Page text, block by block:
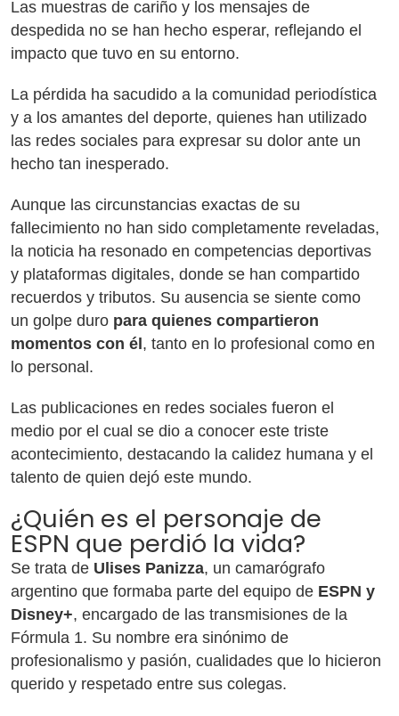
Las muestras de cariño y los mensajes de
despedida no se han hecho esperar, reflejando el
impacto que tuvo en su entorno.
La pérdida ha sacudido a la comunidad periodística
y a los amantes del deporte, quienes han utilizado
las redes sociales para expresar su dolor ante un
hecho tan inesperado.
Aunque las circunstancias exactas de su
fallecimiento no han sido completamente reveladas,
la noticia ha resonado en competencias deportivas
y plataformas digitales, donde se han compartido
recuerdos y tributos. Su ausencia se siente como
un golpe duro para quienes compartieron
momentos con él , tanto en lo profesional como en
lo personal.
Las publicaciones en redes sociales fueron el
medio por el cual se dio a conocer este triste
acontecimiento, destacando la calidez humana y el
talento de quien dejó este mundo.
¿Quién es el personaje de
ESPN que perdió la vida?
Se trata de Ulises Panizza, un camarógrafo
argentino que formaba parte del equipo de ESPN y
Disney+, encargado de las transmisiones de la
Fórmula 1. Su nombre era sinónimo de
profesionalismo y pasión, cualidades que lo hicieron
querido y respetado entre sus colegas.